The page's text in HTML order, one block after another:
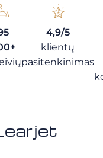
4,9/5
klientų
pasitenkinimas